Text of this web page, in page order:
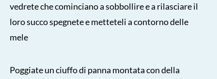
vedrete che cominciano a sobbollire e a rilasciare il
loro succo spegnete e metteteli a contorno delle
mele
Poggiate un ciuffo di panna montata con della